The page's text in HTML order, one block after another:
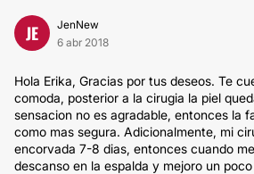
JE
JenNew
6 abr 2018
Hola Erika, Gracias por tus deseos. Te
comoda, posterior a la cirugia la piel
sensacion no es agradable, entonces la
como mas segura. Adicionalmente, mi
encorvada 7-8 dias, entonces cuando
descanso en la espalda y mejoro un